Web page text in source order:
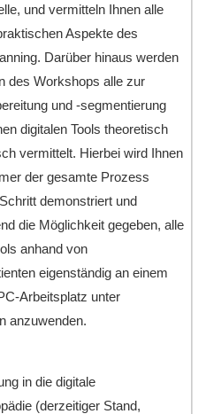
und vermitteln Ihnen alle
Aspekte des
Darüber hinaus werden
des Workshops alle zur
und -segmentierung
digitalen Tools theoretisch
vermittelt. Hierbei wird Ihnen
der gesamte Prozess
demonstriert und
die Möglichkeit gegeben, alle
anhand von
eigenständig an einem
Arbeitsplatz unter
anzuwenden.
in die digitale
(derzeitiger Stand,